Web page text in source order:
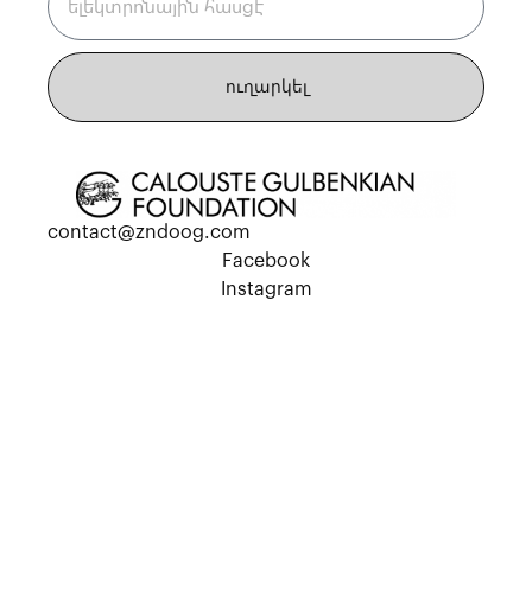
ուղարկել
contact@zndoog.com
Facebook
Instagram